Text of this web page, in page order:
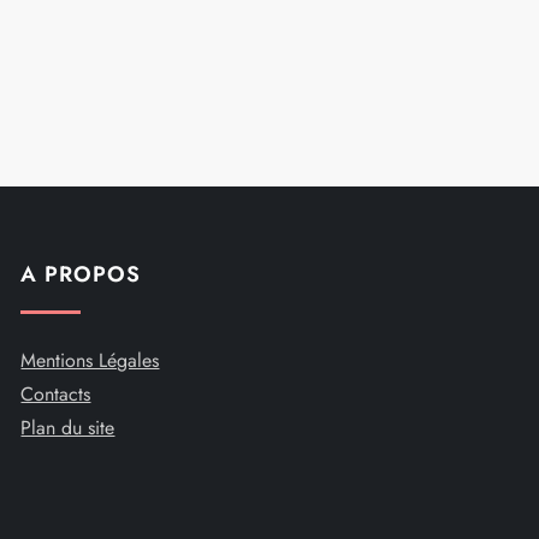
A PROPOS
Mentions Légales
Contacts
Plan du site